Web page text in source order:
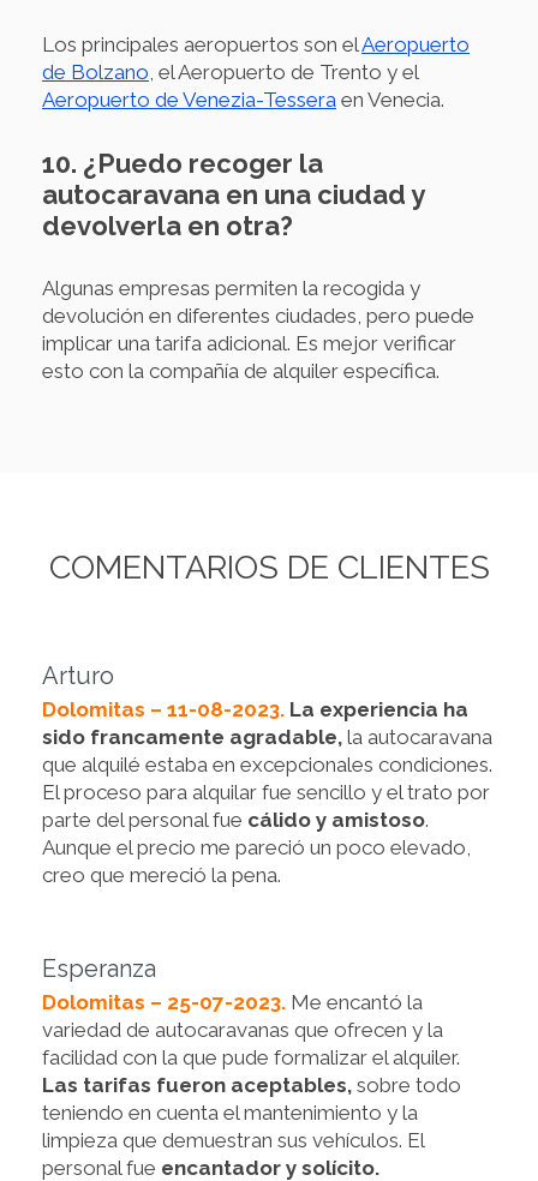
Los principales aeropuertos son elAeropuerto
de Bolzano, el Aeropuerto de Trento y el
Aeropuerto de Venezia-Tessera en Venecia.
10. ¿Puedo recoger la
autocaravana en una ciudad y
devolverla en otra?
Algunas empresas permiten la recogida y
devolución en diferentes ciudades, pero puede
implicar una tarifa adicional. Es mejor verificar
esto con la compañía de alquiler específica.
COMENTARIOS DE CLIENTES
Arturo
Dolomitas – 11-08-2023. La experiencia ha
sido francamente agradable, la autocaravana
que alquilé estaba en excepcionales condiciones.
El proceso para alquilar fue sencillo y el trato por
parte del personal fue cálido y amistoso.
Aunque el precio me pareció un poco elevado,
creo que mereció la pena.
Esperanza
Dolomitas – 25-07-2023. Me encantó la
variedad de autocaravanas que ofrecen y la
facilidad con la que pude formalizar el alquiler.
Las tarifas fueron aceptables, sobre todo
teniendo en cuenta el mantenimiento y la
limpieza que demuestran sus vehículos. El
personal fue encantador y solícito.